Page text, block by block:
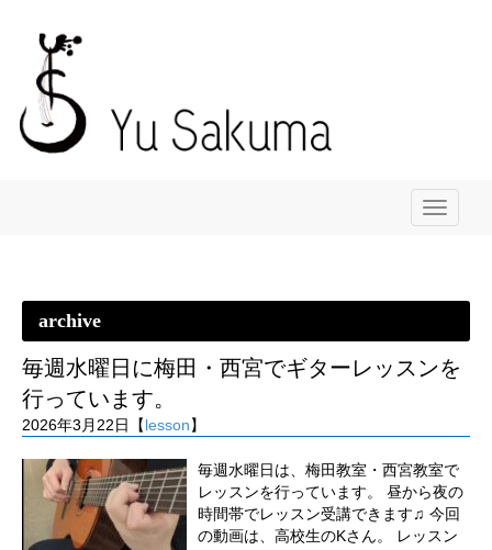
メ
ニ
archive
毎週水曜日に梅田・西宮でギターレッスンを
行っています。
2026年3月22日【lesson】
毎週水曜日は、梅田教室・西宮教室で
レッスンを行っています。 昼から夜の
時間帯でレッスン受講できます♫ 今回
の動画は、高校生のKさん。 レッスン